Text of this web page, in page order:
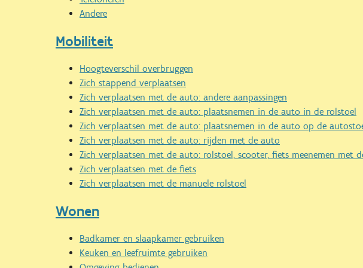
Andere
Mobiliteit
Hoogteverschil overbruggen
Zich stappend verplaatsen
Zich verplaatsen met de auto: andere aanpassingen
Zich verplaatsen met de auto: plaatsnemen in de auto in de rolstoel
Zich verplaatsen met de auto: plaatsnemen in de auto op de
Zich verplaatsen met de auto: rijden met de auto
Zich verplaatsen met de auto: rolstoel, scooter, fiets meenemen met
Zich verplaatsen met de fiets
Zich verplaatsen met de manuele rolstoel
Wonen
Badkamer en slaapkamer gebruiken
Keuken en leefruimte gebruiken